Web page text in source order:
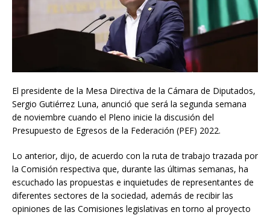
El presidente de la Mesa Directiva de la Cámara de Diputados,
Sergio Gutiérrez Luna, anunció que será la segunda semana
de noviembre cuando el Pleno inicie la discusión del
Presupuesto de Egresos de la Federación (PEF) 2022.
Lo anterior, dijo, de acuerdo con la ruta de trabajo trazada por
la Comisión respectiva que, durante las últimas semanas, ha
escuchado las propuestas e inquietudes de representantes de
diferentes sectores de la sociedad, además de recibir las
opiniones de las Comisiones legislativas en torno al proyecto